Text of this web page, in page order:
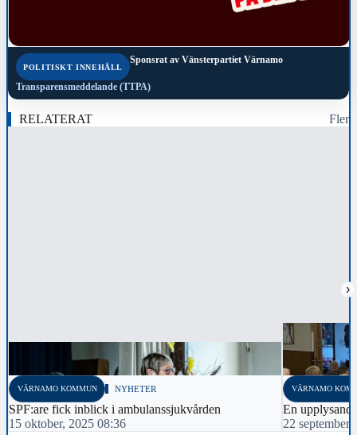
POLITISKT INNEHÅLL
Sponsrat av Vänsterpartiet Värnamo
Transparensmeddelande (TTPA)
RELATERAT Fler
›
VÄRNAMO KOMMUN NYHETER
SPF:are fick inblick i ambulanssjukvården
15 oktober, 2025 08:36
VÄRNAMO
En
22